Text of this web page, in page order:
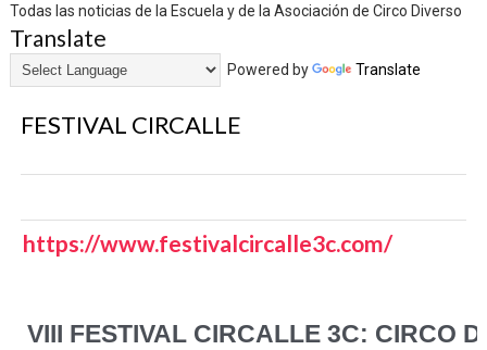
Todas las noticias de la Escuela y de la Asociación de Circo Diverso
Translate
Powered by Translate
FESTIVAL CIRCALLE
https://www.festivalcircalle3c.com/
VIII FESTIVAL CIRCALLE 3C: CIRCO